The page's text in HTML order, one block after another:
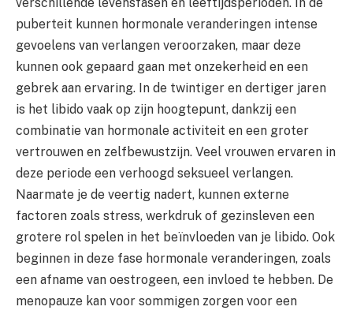
puberteit kunnen hormonale veranderingen intense
gevoelens van verlangen veroorzaken, maar deze
kunnen ook gepaard gaan met onzekerheid en een
gebrek aan ervaring. In de twintiger en dertiger jaren
is het libido vaak op zijn hoogtepunt, dankzij een
combinatie van hormonale activiteit en een groter
vertrouwen en zelfbewustzijn. Veel vrouwen ervaren in
deze periode een verhoogd seksueel verlangen.
Naarmate je de veertig nadert, kunnen externe
factoren zoals stress, werkdruk of gezinsleven een
grotere rol spelen in het beïnvloeden van je libido. Ook
beginnen in deze fase hormonale veranderingen, zoals
een afname van oestrogeen, een invloed te hebben. De
menopauze kan voor sommigen zorgen voor een